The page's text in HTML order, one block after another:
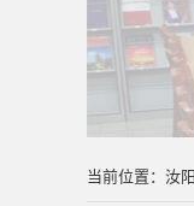
当前位置： 汝